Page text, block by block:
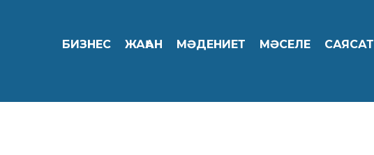
БИЗНЕС ЖАҺАН МӘДЕНИЕТ МӘСЕЛЕ САЯСАТ